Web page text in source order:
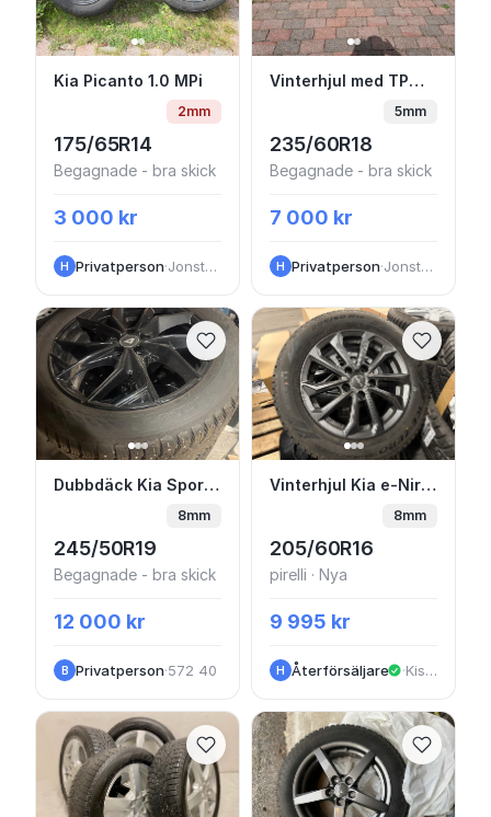
Kia Picanto 1.0 MPi
Kia Picanto 1.0 MPi
2mm
175/65R14
Begagnade - bra skick
3 000 kr
H Privatperson· Jonstorp
Vinterhjul med TPMS
Vinterhjul med TPMS ventiler Kia Sorento 1.6 T-GDi PHEV
5mm
235/60R18
Begagnade - bra skick
7 000 kr
H Privatperson· Jonstorp
Dubbdäck Kia Sportage 19tum hakkapelitta
Dubbdäck Kia Sportage 19tum hakkapelitta
8mm
245/50R19
Begagnade - bra skick
12 000 kr
B Privatperson·572 40
Vinterhjul Kia e-Niro
Vinterhjul Kia e-Niro 16” Friktion
8mm
205/60R16
pirelli · Nya
9 995 kr
H Återförsäljare · Kista